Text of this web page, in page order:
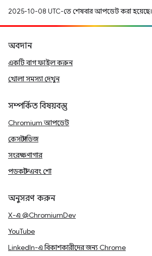
2025-10-08 UTC-তে শেষবার আপডেট করা হয়েছে।
অবদান
একটি বাগ ফাইল করুন
খোলা সমস্যা দেখুন
সম্পর্কিত বিষয়বস্তু
Chromium আপডেট
কেস স্টাডিজ
সংরক্ষণাগার
পডকাস্ট এবং শো
অনুসরণ করুন
X-এ @ChromiumDev
YouTube
LinkedIn-এ বিকাশকারীদের জন্য Chrome